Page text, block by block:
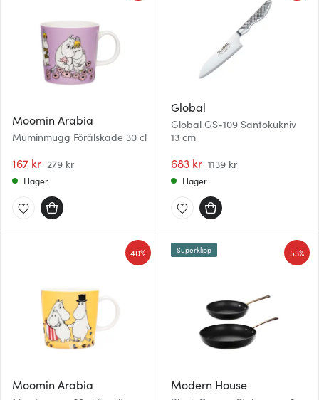
Moomin Arabia
Muminmugg Förälskade 30 cl
167 kr 279 kr
I lager
Global
Global GS-109 Santokukniv
13 cm
683 kr 1139 kr
I lager
Moomin Arabia
40%
Modern House
53%
Superklipp